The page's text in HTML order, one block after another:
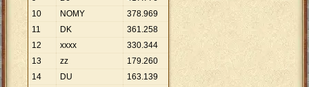
10
NOMY 378.969
11
DK 361.258
12
xxxx 330.344
13
zz 179.260
14
DU 163.139